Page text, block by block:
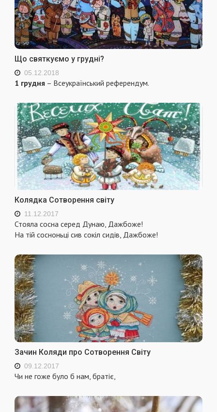
Що святкуємо у грудні?
05.12.2018
1 грудня – Всеукраїнський референдум.
Колядка Сотворення світу
11.12.2017
Стояла сосна серед Дунаю, Дажбоже!
На тій сосноньці сив сокіл сидів, Дажбоже!
Зачин Коляди про Сотворення Світу
09.12.2017
Чи не гоже було б нам, братіє,